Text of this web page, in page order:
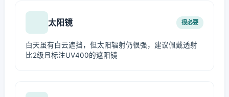
太阳镜 很必要
白天虽有白云遮挡，但太阳辐射仍很强，建议佩戴透射
比2级且标注UV400的遮阳镜